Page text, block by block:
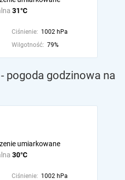
31°C
Ciśnienie: 1002 hPa
Wilgotność: 79%
pogoda godzinowa na
30°C
umiarkowane
Ciśnienie: 1002 hPa